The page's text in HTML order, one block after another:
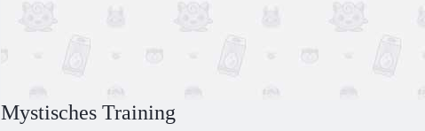
Mystisches Training